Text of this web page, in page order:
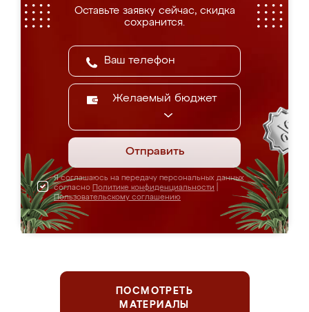
Оставьте заявку сейчас, скидка
сохранится.
Желаемый бюджет
Отправить
Я соглашаюсь на передачу персональных данных
согласно Политике конфиденциальности
Пользовательскому соглашению
ПОСМОТРЕТЬ
МАТЕРИАЛЫ